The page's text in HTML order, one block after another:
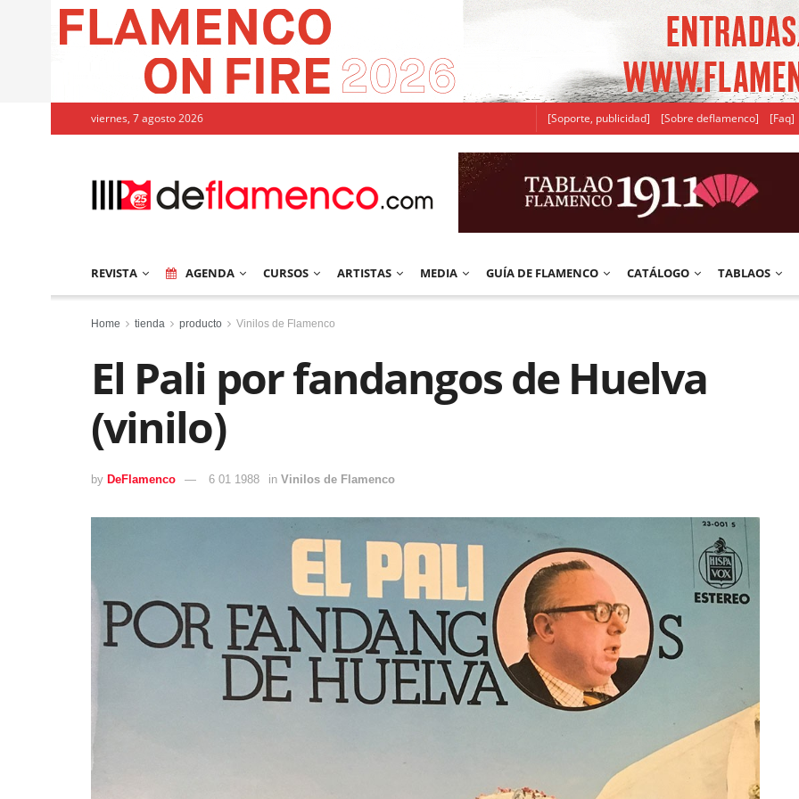
viernes, 7 agosto 2026 [Soporte, publicidad] [Sobre deflamenco] [Faq]
REVISTA AGENDA CURSOS ARTISTAS MEDIA GUÍA DE FLAMENCO CATÁLOGO TABLAOS
Home tienda producto Vinilos de Flamenco
El Pali por fandangos de Huelva
(vinilo)
by DeFlamenco 6 01 1988 in Vinilos de Flamenco